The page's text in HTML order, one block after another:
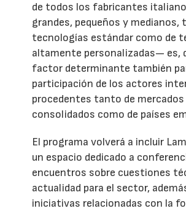
de todos los fabricantes
grandes, pequeños y medianos,
tecnologías estándar como de
altamente personalizadas— es,
factor determinante también
participación de los actores
procedentes tanto de mercados
consolidados como de países
El programa volverá a incluir
un espacio dedicado a
encuentros sobre cuestiones
actualidad para el sector,
iniciativas relacionadas con la